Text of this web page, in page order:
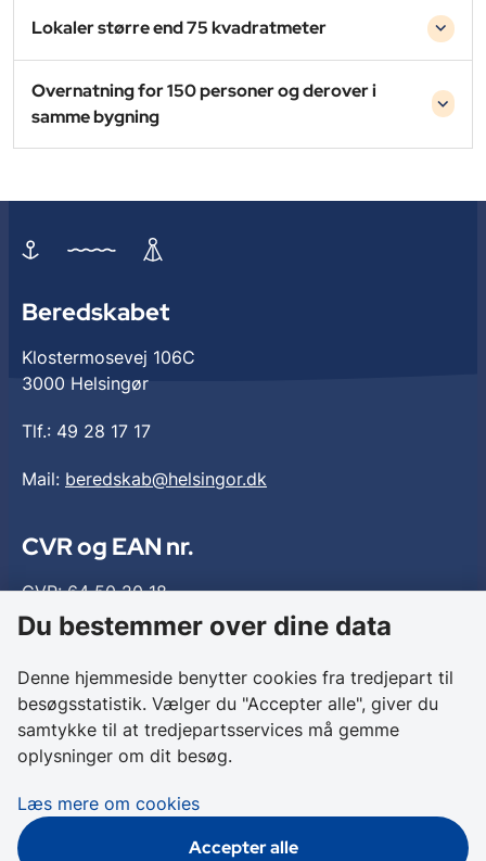
Lokaler større end 75 kvadratmeter
Overnatning for 150 personer og derover i
samme bygning
Beredskabet
Klostermosevej 106C
3000 Helsingør
Tlf.: 49 28 17 17
Mail: beredskab@helsingor.dk
CVR og EAN nr.
CVR: 64 50 20 18
EAN: 579 000 112 5691
Tilgængelighed
Brandskolen
Tilgængelighed
Du bestemmer over dine data
Denne hjemmeside benytter cookies fra tredjepart til
besøgsstatistik. Vælger du "Accepter alle", giver du
samtykke til at tredjepartsservices må gemme
oplysninger om dit besøg.
Læs mere om cookies
Accepter alle